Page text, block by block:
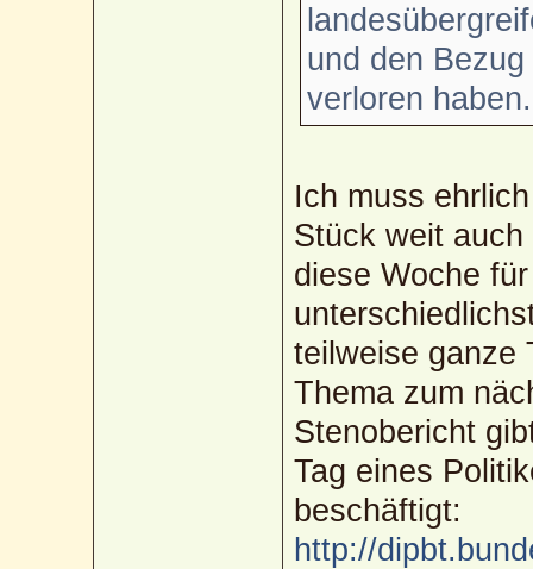
und den
verloren
Ich muss
Stück weit
diese Woche
teilweise ganze
Thema zum
Stenobericht
Tag eines
beschäftigt:
http://